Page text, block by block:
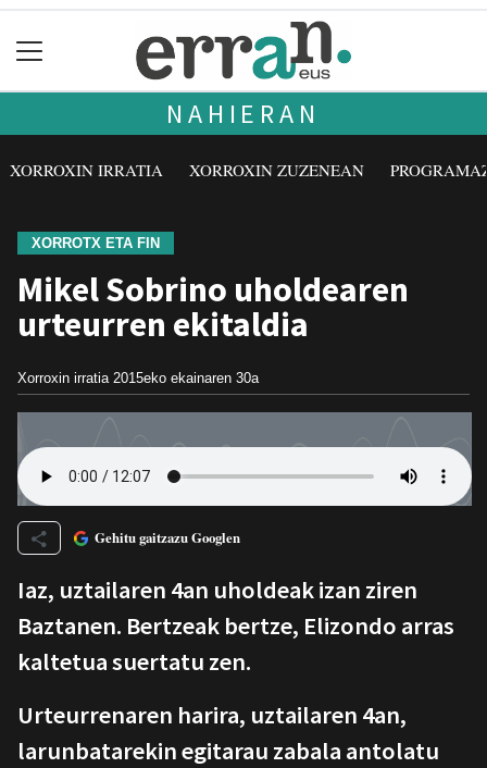
NAHIERAN
XORROXIN IRRATIA XORROXIN ZUZENEAN
XORROTX ETA FIN
Mikel Sobrino uholdearen
urteurren ekitaldia
Xorroxin irratia 2015eko ekainaren 30a
Gehitu gaitzazu Googlen
Iaz, uztailaren 4an uholdeak izan ziren
Baztanen. Bertzeak bertze, Elizondo arras
kaltetua suertatu zen.
Urteurrenaren harira, uztailaren 4an,
larunbatarekin egitarau zabala antolatu